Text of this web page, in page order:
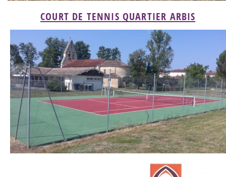
COURT DE TENNIS QUARTIER ARBIS